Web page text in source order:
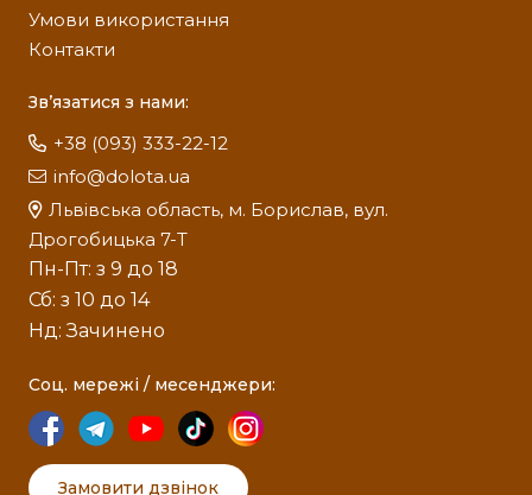
Умови використання
Контакти
Зв’язатися з нами:
+38 (093) 333-22-12
info@dolota.ua
Львівська область, м. Борислав, вул.
Дрогобицька 7-Т
Пн-Пт: з 9 до 18
Сб: з 10 до 14
Нд: Зачинено
Соц. мережі / месенджери:
Замовити дзвінок